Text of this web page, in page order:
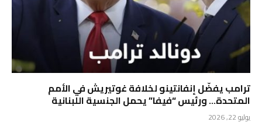
ترامب يفضّل إنفانتينو لخلافة غوتيريش في الأمم
المتحدة… ورئيس “فيفا” يحمل الجنسية اللبنانية
يوليو 22, 2026